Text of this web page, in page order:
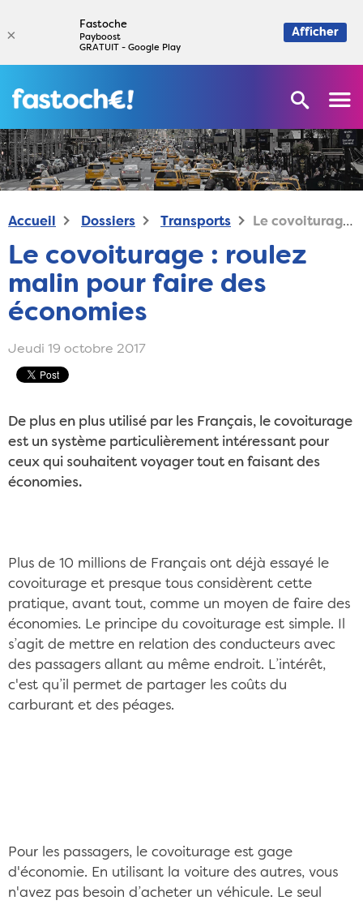
Accueil Dossiers Transports Le covoiturage : roulez malin pour faire des économies
Le covoiturage : roulez
malin pour faire des
économies
Jeudi 19 octobre 2017
De plus en plus utilisé par les Français, le covoiturage
est un système particulièrement intéressant pour
ceux qui souhaitent voyager tout en faisant des
économies.
Plus de 10 millions de Français ont déjà essayé le
covoiturage et presque tous considèrent cette
pratique, avant tout, comme un moyen de faire des
économies. Le principe du covoiturage est simple. Il
s’agit de mettre en relation des conducteurs avec
des passagers allant au même endroit. L’intérêt,
c'est qu’il permet de partager les coûts du
carburant et des péages.
Pour les passagers, le covoiturage est gage
d'économie. En utilisant la voiture des autres, vous
n'avez pas besoin d’acheter un véhicule. Le seul
×
Fastoche
Payboost
GRATUIT - Google Play
Afficher